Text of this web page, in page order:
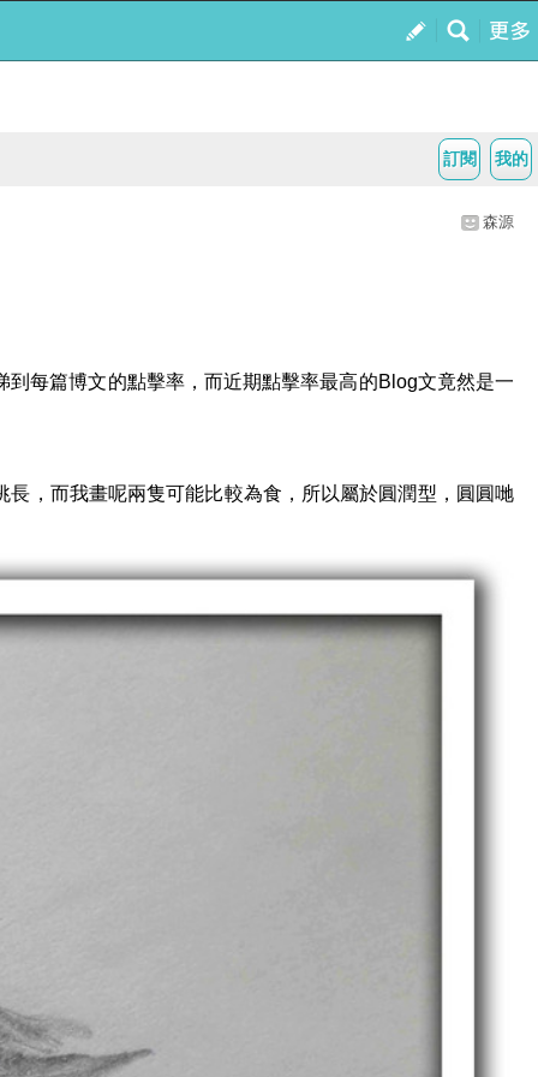
我的
訂閱
森源
每篇博文的點擊率，而近期點擊率最高的Blog文竟然是一
，而我畫呢兩隻可能比較為食，所以屬於圓潤型，圓圓哋